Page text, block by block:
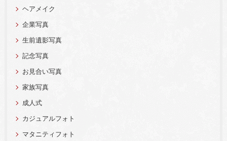
ヘアメイク
企業写真
生前遺影写真
記念写真
お見合い写真
家族写真
成人式
カジュアルフォト
マタニティフォト